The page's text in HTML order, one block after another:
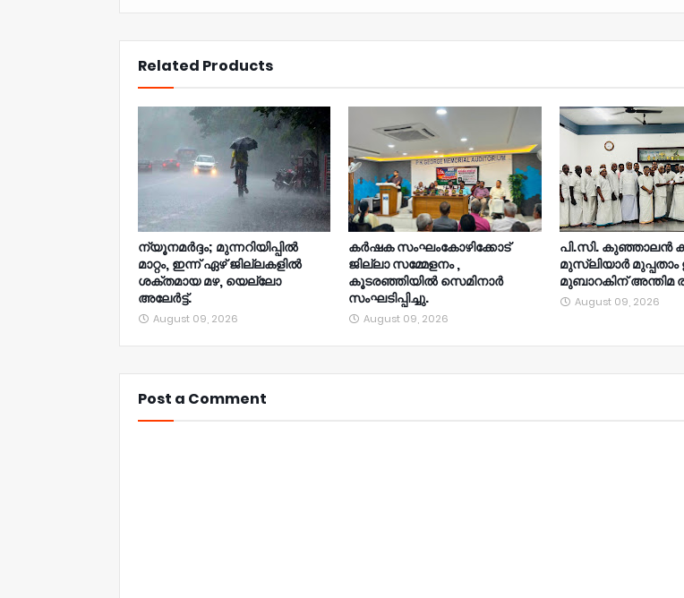
Related Products
ന്യൂനമര്‍ദ്ദം; മുന്നറിയിപ്പില്‍
മാറ്റം, ഇന്ന് ഏഴ് ജില്ലകളില്‍
ശക്തമായ മഴ, യെല്ലോ
അലേര്‍ട്ട്.
August 09, 2026
കർഷക സംഘംകോഴിക്കോട്
ജില്ലാ സമ്മേളനം ,
കൂടരഞ്ഞിയിൽ സെമിനാർ
സംഘടിപ്പിച്ചു.
August 09, 2026
പി.സി. കുഞ്ഞാലൻ
മുസ്‌ലിയാർ
മുബാറകിന്‌ അന്തിമ
August 09, 2026
Post a Comment